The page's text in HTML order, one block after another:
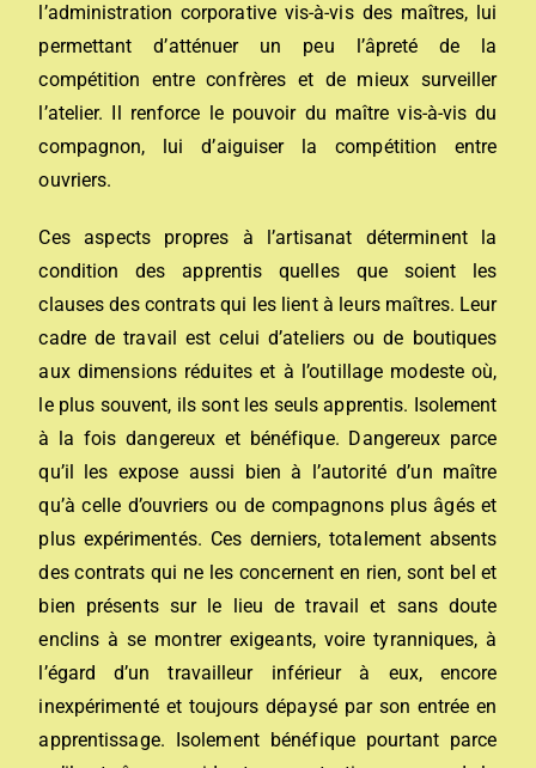
l’administration corporative vis-à-vis des maîtres, lui
permettant d’atténuer un peu l’âpreté de la
compétition entre confrères et de mieux surveiller
l’atelier. Il renforce le pouvoir du maître vis-à-vis du
compagnon, lui d’aiguiser la compétition entre
ouvriers.
Ces aspects propres à l’artisanat déterminent la
condition des apprentis quelles que soient les
clauses des contrats qui les lient à leurs maîtres. Leur
cadre de travail est celui d’ateliers ou de boutiques
aux dimensions réduites et à l’outillage modeste où,
le plus souvent, ils sont les seuls apprentis. Isolement
à la fois dangereux et bénéfique. Dangereux parce
qu’il les expose aussi bien à l’autorité d’un maître
qu’à celle d’ouvriers ou de compagnons plus âgés et
plus expérimentés. Ces derniers, totalement absents
des contrats qui ne les concernent en rien, sont bel et
bien présents sur le lieu de travail et sans doute
enclins à se montrer exigeants, voire tyranniques, à
l’égard d’un travailleur inférieur à eux, encore
inexpérimenté et toujours dépaysé par son entrée en
apprentissage. Isolement bénéfique pourtant parce